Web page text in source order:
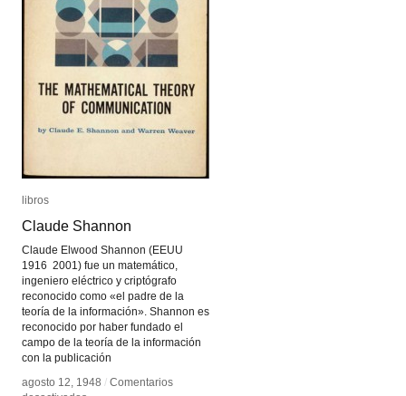
libros
Claude Shannon
Claude Elwood Shannon (EEUU
1916 2001) fue un matemático,
ingeniero eléctrico y criptógrafo
reconocido como «el padre de la
teoría de la información». Shannon es
reconocido por haber fundado el
campo de la teoría de la información
con la publicación
agosto 12, 1948 / Comentarios
libros
Claude Shannon
agosto 12, 1948 / Comentarios